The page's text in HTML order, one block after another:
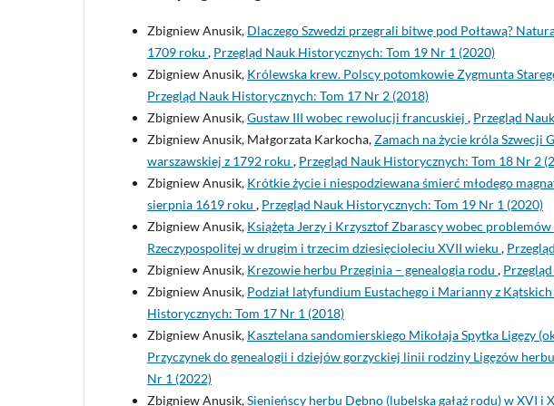
Zbigniew Anusik, Dlaczego Szwedzi przegrali bitwę pod Połtawą?
1709 roku , Przegląd Nauk Historycznych: Tom 19 Nr 1 (2020)
Zbigniew Anusik, Królewska krew. Polscy potomkowie Zygmunta
Przegląd Nauk Historycznych: Tom 17 Nr 2 (2018)
Zbigniew Anusik,Gustaw III wobec rewolucji francuskiej , Przegląd
Zbigniew Anusik, Małgorzata Karkocha,Zamach na życie króla Szwecji
warszawskiej z 1792 roku , Przegląd Nauk Historycznych: Tom 18 Nr 2
Zbigniew Anusik, Krótkie życie i niespodziewana śmierć młodego
sierpnia 1619 roku , Przegląd Nauk Historycznych: Tom 19 Nr 1 (2020)
Zbigniew Anusik, Książęta Jerzy i Krzysztof Zbarascy wobec
Rzeczypospolitej w drugim i trzecim dziesięcioleciu XVII wieku ,
Zbigniew Anusik, Krezowie herbu Przeginia – genealogia rodu ,
Zbigniew Anusik, Podział latyfundium Eustachego i Marianny z
Historycznych: Tom 17 Nr 1 (2018)
Zbigniew Anusik, Kasztelana sandomierskiego Mikołaja Spytka Ligęzy
Przyczynek do genealogii i dziejów gorzyckiej linii rodziny Ligęzów
Nr 1 (2022)
Zbigniew Anusik,Sienieńscy herbu Dębno (lubelska gałąź rodu) w XVI i